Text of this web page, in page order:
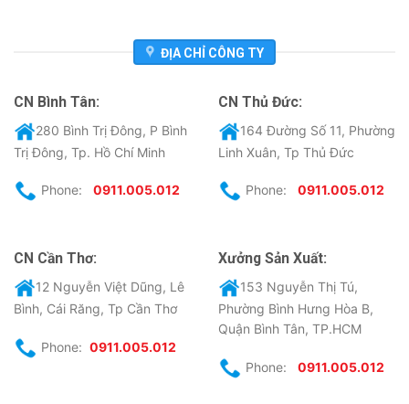
ĐỊA CHỈ CÔNG TY
CN Bình Tân:
280 Bình Trị Đông, P Bình
Trị Đông, Tp. Hồ Chí Minh
Phone: 0911.005.012
CN Thủ Đức:
164 Đường Số 11, Phường
Linh Xuân, Tp Thủ Đức
Phone: 0911.005.012
CN Cần Thơ:
12 Nguyễn Việt Dũng, Lê
Bình, Cái Răng, Tp Cần Thơ
Phone: 0911.005.012
Xưởng Sản Xuất:
153 Nguyễn Thị Tú,
Phường Bình Hưng Hòa B,
Quận Bình Tân, TP.HCM
Phone: 0911.005.012